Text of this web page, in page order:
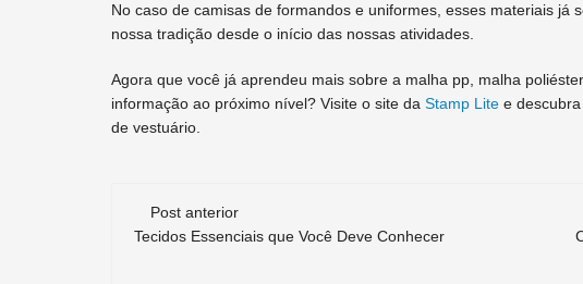
No caso de camisas de formandos e uniformes, esses materiais já
nossa tradição desde o início das nossas atividades.
Agora que você já aprendeu mais sobre a malha pp, malha
informação ao próximo nível? Visite o site da Stamp Lite e
de vestuário.
Navegação
de
Post anterior
Tecidos Essenciais que Você Deve Conhecer